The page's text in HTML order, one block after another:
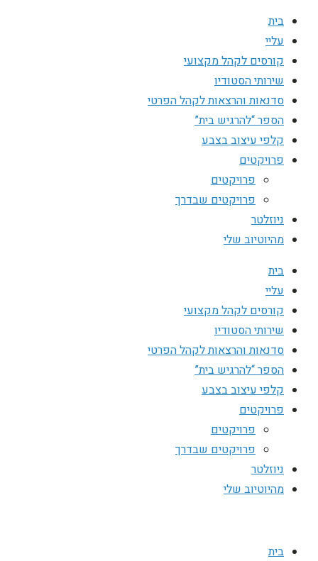
בית
עליי
קורסים לקהל מקצועי
שירותי הסטודיו
סדנאות והרצאות לקהל הפרטי
הספר “להרגיש בית”
קלפי עיצוב בצבע
פרויקטים
פרויקטים
פרויקטים שבדרך
ניוזלטר
מהיוטיוב שלי
בית
עליי
קורסים לקהל מקצועי
שירותי הסטודיו
סדנאות והרצאות לקהל הפרטי
הספר “להרגיש בית”
קלפי עיצוב בצבע
פרויקטים
פרויקטים
פרויקטים שבדרך
ניוזלטר
מהיוטיוב שלי
בית